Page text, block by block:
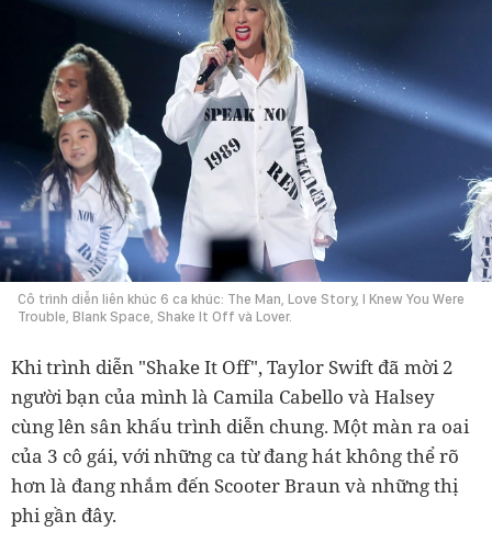
Cô trình diễn liên khúc 6 ca khúc: The Man, Love Story, I Knew You Were
Trouble, Blank Space, Shake It Off và Lover.
Khi trình diễn "Shake It Off", Taylor Swift đã mời 2
người bạn của mình là Camila Cabello và Halsey
cùng lên sân khấu trình diễn chung. Một màn ra oai
của 3 cô gái, với những ca từ đang hát không thể rõ
hơn là đang nhắm đến Scooter Braun và những thị
phi gần đây.